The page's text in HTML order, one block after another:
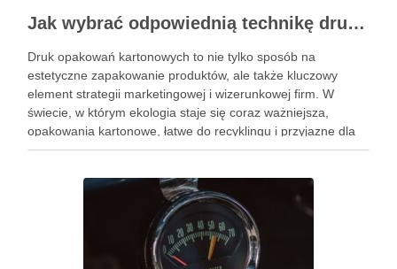
Jak wybrać odpowiednią technikę druku opakowań kartonowych dla Twojej marki?
Druk opakowań kartonowych to nie tylko sposób na
estetyczne zapakowanie produktów, ale także kluczowy
element strategii marketingowej i wizerunkowej firm. W
świecie, w którym ekologia staje się coraz ważniejsza,
opakowania kartonowe, łatwe do recyklingu i przyjazne dla
środowiska, cieszą się rosnącym uznaniem wśród
opakowanie …